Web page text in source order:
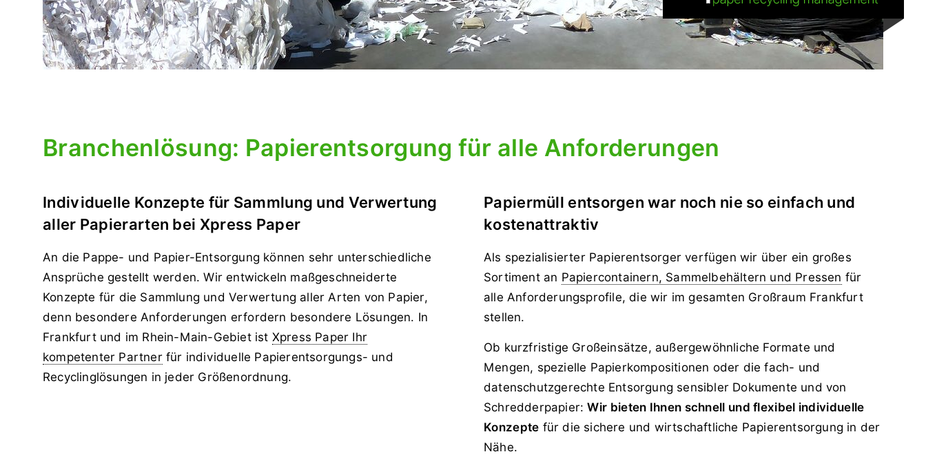
Branchenlösung: Papierentsorgung für alle Anforderungen
Individuelle Konzepte für Sammlung und Verwertung
aller Papierarten bei Xpress Paper
An die Pappe- und Papier-Entsorgung können sehr unterschiedliche
Ansprüche gestellt werden. Wir entwickeln maßgeschneiderte
Konzepte für die Sammlung und Verwertung aller Arten von Papier,
denn besondere Anforderungen erfordern besondere Lösungen. In
Frankfurt und im Rhein-Main-Gebiet ist Xpress Paper Ihr
kompetenter Partnerfür individuelle Papierentsorgungs- und
Recyclinglösungen in jeder Größenordnung.
Papiermüll entsorgen war noch nie so einfach und
kostenattraktiv
Als spezialisierter Papierentsorger verfügen wir über ein großes
Sortiment an Papiercontainern, Sammelbehältern und Pressen für
alle Anforderungsprofile, die wir im gesamten Großraum Frankfurt
stellen.
Ob kurzfristige Großeinsätze, außergewöhnliche Formate und
Mengen, spezielle Papierkompositionen oder die fach- und
datenschutzgerechte Entsorgung sensibler Dokumente und von
Schredderpapier:Wir bieten Ihnen schnell und flexibel individuelle
Konzepte für die sichere und wirtschaftliche Papierentsorgung in der
Nähe.